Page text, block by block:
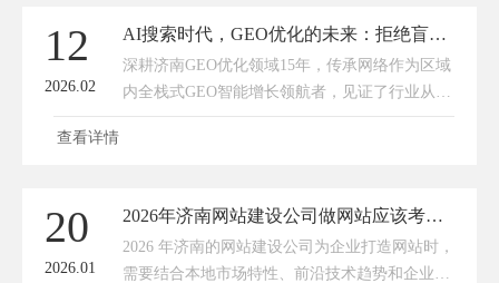
量收录，2026年怎么突然变慢了？”其实，百度
收录变慢从不是“故意刁难”，而是2026年百度算
法全面升级，进入“质化改革”新阶段，量子蜘蛛
12
2026.02
AI搜索时代，GEO优化的未来：拒绝盲目投喂，深耕价值本身
深耕济南GEO优化领域15年，传承网络作为区域
内全栈式GEO智能增长领航者，见证了行业从野
蛮生长到规范发展的全过程。在服务1200+本地
GEO竞争，是认知价值的竞争，是合规实力的竞
争，更是为客户创造实际商业价值的竞争。
查看详情
20
2026.01
2026年济南网站建设公司做网站应该考虑哪些因素？
2026 年济南的网站建设公司为企业打造网站时，
需要结合本地市场特性、前沿技术趋势和企业实